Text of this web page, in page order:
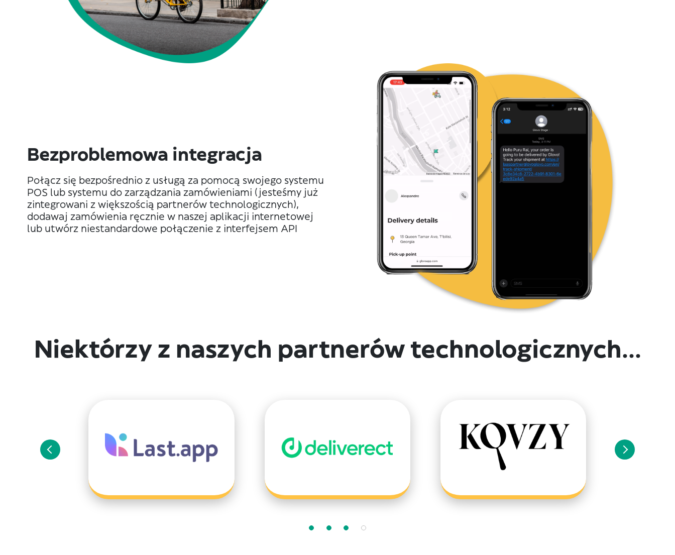
Bezproblemowa integracja
Połącz się bezpośrednio z usługą za pomocą swojego systemu
POS lub systemu do zarządzania zamówieniami (jesteśmy już
zintegrowani z większością partnerów technologicznych),
dodawaj zamówienia ręcznie w naszej aplikacji internetowej
lub utwórz niestandardowe połączenie z interfejsem API
Niektórzy z naszych partnerów technologicznych...